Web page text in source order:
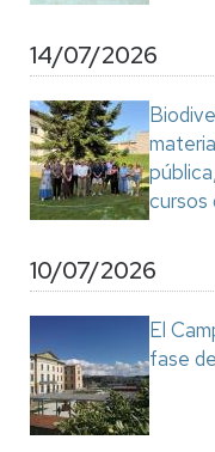
14/07/2026
cursos
10/07/2026
El
fase